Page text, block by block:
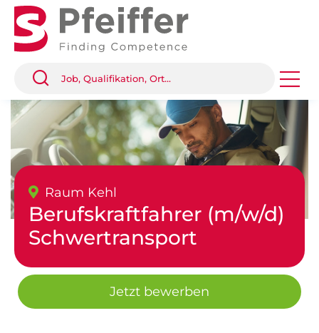
Raum Kehl
Berufskraftfahrer (m/w/d)
Schwertransport
Jetzt bewerben